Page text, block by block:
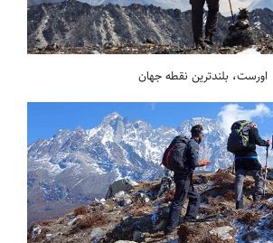
اورست، بلندترین نقطه جهان